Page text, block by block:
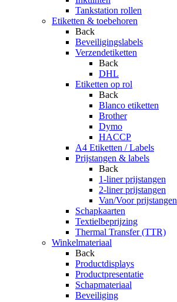
Tankstation rollen
Etiketten & toebehoren
Back
Beveiligingslabels
Verzendetiketten
Back
DHL
Etiketten op rol
Back
Blanco etiketten
Brother
Dymo
HACCP
A4 Etiketten / Labels
Prijstangen & labels
Back
1-liner prijstangen
2-liner prijstangen
Van/Voor prijstangen
Schapkaarten
Textielbeprijzing
Thermal Transfer (TTR)
Winkelmateriaal
Back
Productdisplays
Productpresentatie
Schapmateriaal
Beveiliging